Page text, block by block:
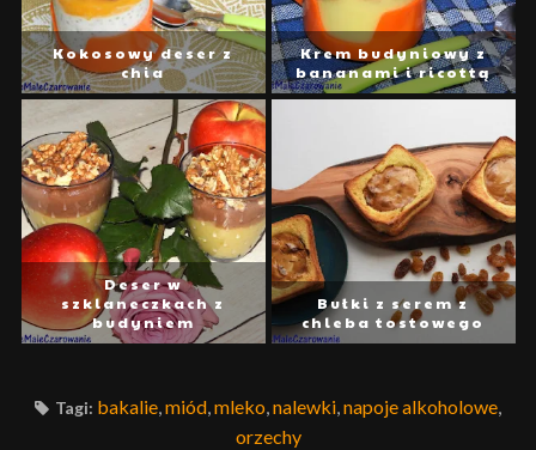
Kokosowy deser z
chia
Krem budyniowy z
bananami i ricottą
Deser w
szklaneczkach z
budyniem
Bułki z serem z
chleba tostowego
Tagi: bakalie,miód,mleko,nalewki,napoje alkoholowe,
orzechy